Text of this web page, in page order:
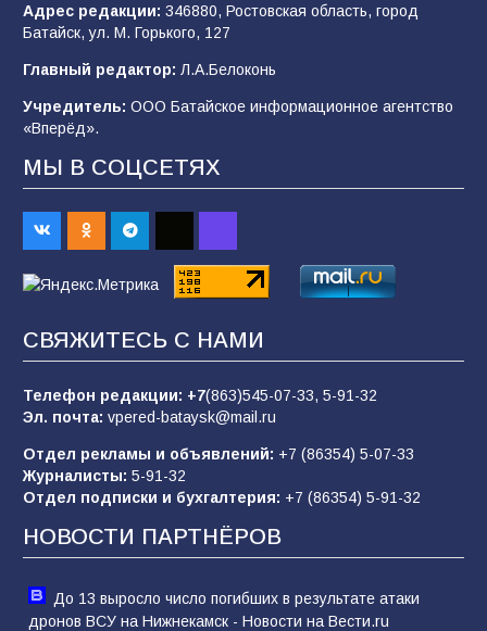
Батайским спортсменам вручили награды
«Слухи — не указ»: почему разговоры о
07.08.2026
Командовал боем до последнего: герой
Евгений Остапенко
В библиотеке имени М.Ю. Лермонтова
состоялось литературно-творческое
сказку, рисуем в красках»
65 07.08.2026
Адрес редакции: 346880, Ростовская область, город
Батайск, ул. М. Горького, 127
Главный редактор: Л.А.Белоконь
Учредитель: ООО Батайское информационное агентство
«Вперёд».
МЫ В СОЦСЕТЯХ
СВЯЖИТЕСЬ С НАМИ
Телефон редакции: +7(863)545-07-33, 5-91-32
Эл. почта: vpered-bataysk@mail.ru
Отдел рекламы и объявлений: +7 (86354) 5-07-33
Журналисты: 5-91-32
Отдел подписки и бухгалтерия: +7 (86354) 5-91-32
НОВОСТИ ПАРТНЁРОВ
До 13 выросло число погибших в результате атаки
дронов ВСУ на Нижнекамск - Новости на Вести.ru